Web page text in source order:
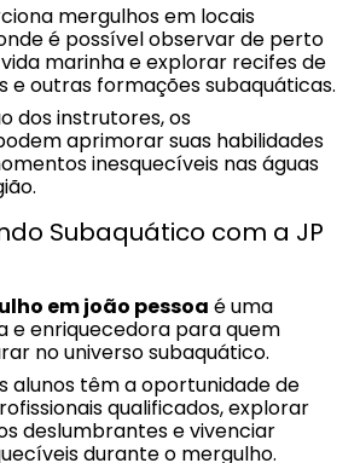
mergulhos em locais
é possível observar de perto
marinha e explorar recifes de
e outras formações subaquáticas.
dos instrutores, os
aprimorar suas habilidades
inesquecíveis nas águas
Subaquático com a JP
em joão pessoa é uma
e enriquecedora para quem
no universo subaquático.
alunos têm a oportunidade de
qualificados, explorar
deslumbrantes e vivenciar
durante o mergulho.